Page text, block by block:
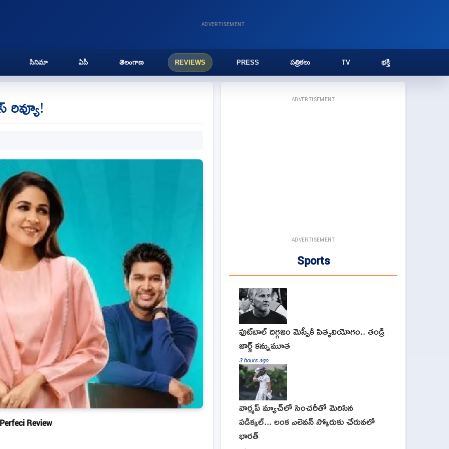
ADVERTISEMENT
సినిమా ఏపీ తెలంగాణ REVIEWS PRESS పత్రికలు TV భక్తి
రివ్యూ!
Review
ADVERTISEMENT
ADVERTISEMENT
Sports
ఫుట్‌బాల్ దిగ్గజం మెస్సీకి పితృవియోగం.. తండ్రి
జార్జ్ కన్నుమూత
3 hours ago
వార్మప్ మ్యాచ్‌లో సెంచరీతో మెరిసిన
పడిక్కల్... లంక ఎలెవన్ స్కోరుకు చేరువలో
భారత్